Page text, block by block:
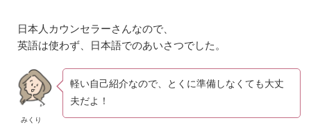
日本人カウンセラーさんなので、
英語は使わず、日本語でのあいさつでした。
みくり
軽い自己紹介なので、とくに準備しなくても大丈
夫だよ！